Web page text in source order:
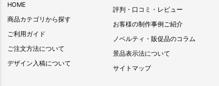
HOME
商品カテゴリから探す
ご利用ガイド
ご注文方法について
デザイン入稿について
評判・口コミ・レビュー
お客様の制作事例ご紹介
ノベルティ・販促品のコラム
景品表示法について
サイトマップ